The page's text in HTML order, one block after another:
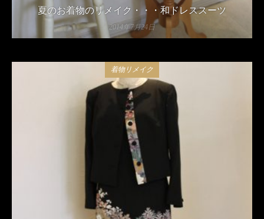
夏のお着物のリメイク・・・和ドレススーツ
2014年7月24日
着物リメイク